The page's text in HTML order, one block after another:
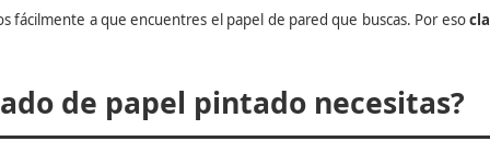
fácilmente a que encuentres el papel de pared que buscas. Por eso
de papel pintado necesitas?